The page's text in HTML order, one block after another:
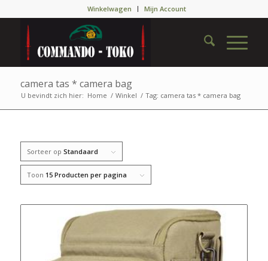
Winkelwagen Mijn Account
camera tas * camera bag
U bevindt zich hier: Home / Winkel / Tag: camera tas * camera bag
Sorteer op Standaard
Toon 15 Producten per pagina